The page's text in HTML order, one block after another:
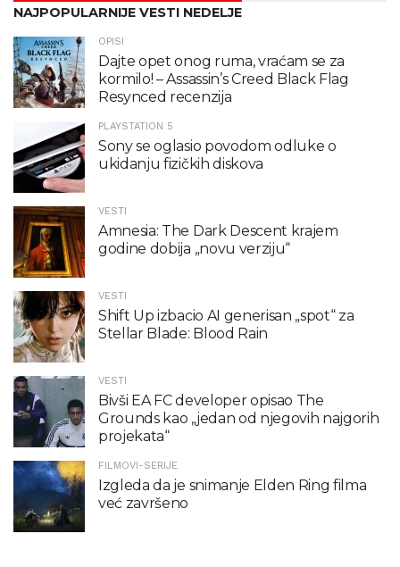
NAJPOPULARNIJE VESTI NEDELJE
OPISI
Dajte opet onog ruma, vraćam se za
kormilo! – Assassin’s Creed Black Flag
Resynced recenzija
PLAYSTATION 5
Sony se oglasio povodom odluke o
ukidanju fizičkih diskova
VESTI
Amnesia: The Dark Descent krajem
godine dobija „novu verziju“
VESTI
Shift Up izbacio AI generisan „spot“ za
Stellar Blade: Blood Rain
VESTI
Bivši EA FC developer opisao The
Grounds kao „jedan od njegovih najgorih
projekata“
FILMOVI-SERIJE
Izgleda da je snimanje Elden Ring filma
već završeno